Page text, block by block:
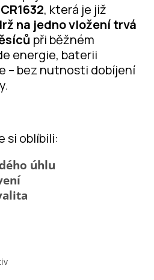
, která je již
na jedno vložení trvá
při běžném
energie, baterii
– bez nutnosti dobíjení
si oblíbili:
úhlu